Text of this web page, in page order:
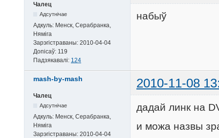
Чалец
Адсутнічае
Адкуль: Менск, Серабранка,
Няміга
Зарэгістраваны: 2010-04-04
Допісаў: 119
Падзякавалі: 124
набыў
mash-by-mash 2010-11-08
Чалец
Адсутнічае
Адкуль: Менск, Серабранка,
Няміга
Зарэгістраваны: 2010-04-04
дадай линк на
и можа назвы